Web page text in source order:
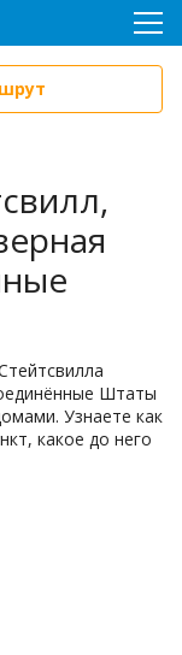
Штаты
Узнаете как
какое до него